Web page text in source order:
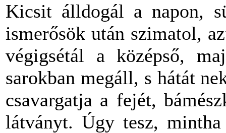
Kicsit álldogál a napon,
ismerősök után szimatol,
végigsétál a középső,
sarokban megáll, s hátát
csavargatja a fejét,
látványt. Úgy tesz,